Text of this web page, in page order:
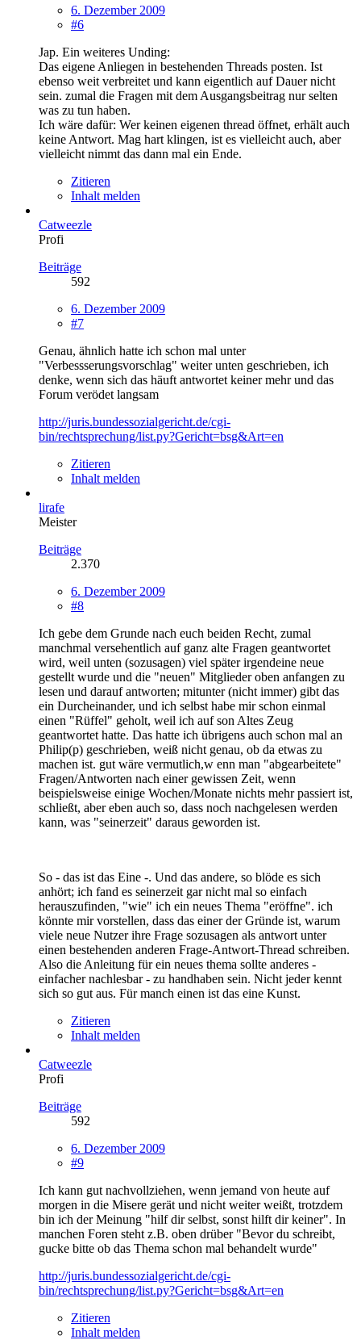
6. Dezember 2009
#6
Jap. Ein weiteres Unding:
Das eigene Anliegen in bestehenden Threads posten. Ist
ebenso weit verbreitet und kann eigentlich auf Dauer nicht
sein. zumal die Fragen mit dem Ausgangsbeitrag nur selten
was zu tun haben.
Ich wäre dafür: Wer keinen eigenen thread öffnet, erhält auch
keine Antwort. Mag hart klingen, ist es vielleicht auch, aber
vielleicht nimmt das dann mal ein Ende.
Zitieren
Inhalt melden
Catweezle
Profi
Beiträge
592
6. Dezember 2009
#7
Genau, ähnlich hatte ich schon mal unter
"Verbessserungsvorschlag" weiter unten geschrieben, ich
denke, wenn sich das häuft antwortet keiner mehr und das
Forum verödet langsam
http://juris.bundessozialgericht.de/cgi-
bin/rechtsprechung/list.py?Gericht=bsg&Art=en
Zitieren
Inhalt melden
lirafe
Meister
Beiträge
2.370
6. Dezember 2009
#8
Ich gebe dem Grunde nach euch beiden Recht, zumal
manchmal versehentlich auf ganz alte Fragen geantwortet
wird, weil unten (sozusagen) viel später irgendeine neue
gestellt wurde und die "neuen" Mitglieder oben anfangen zu
lesen und darauf antworten; mitunter (nicht immer) gibt das
ein Durcheinander, und ich selbst habe mir schon einmal
einen "Rüffel" geholt, weil ich auf son Altes Zeug
geantwortet hatte. Das hatte ich übrigens auch schon mal an
Philip(p) geschrieben, weiß nicht genau, ob da etwas zu
machen ist. gut wäre vermutlich,w enn man "abgearbeitete"
Fragen/Antworten nach einer gewissen Zeit, wenn
beispielsweise einige Wochen/Monate nichts mehr passiert ist,
schließt, aber eben auch so, dass noch nachgelesen werden
kann, was "seinerzeit" daraus geworden ist.
So - das ist das Eine -. Und das andere, so blöde es sich
anhört; ich fand es seinerzeit gar nicht mal so einfach
herauszufinden, "wie" ich ein neues Thema "eröffne". ich
könnte mir vorstellen, dass das einer der Gründe ist, warum
viele neue Nutzer ihre Frage sozusagen als antwort unter
einen bestehenden anderen Frage-Antwort-Thread schreiben.
Also die Anleitung für ein neues thema sollte anderes -
einfacher nachlesbar - zu handhaben sein. Nicht jeder kennt
sich so gut aus. Für manch einen ist das eine Kunst.
Zitieren
Inhalt melden
Catweezle
Profi
Beiträge
592
6. Dezember 2009
#9
Ich kann gut nachvollziehen, wenn jemand von heute auf
morgen in die Misere gerät und nicht weiter weißt, trotzdem
bin ich der Meinung "hilf dir selbst, sonst hilft dir keiner". In
manchen Foren steht z.B. oben drüber "Bevor du schreibt,
gucke bitte ob das Thema schon mal behandelt wurde"
http://juris.bundessozialgericht.de/cgi-
bin/rechtsprechung/list.py?Gericht=bsg&Art=en
Zitieren
Inhalt melden